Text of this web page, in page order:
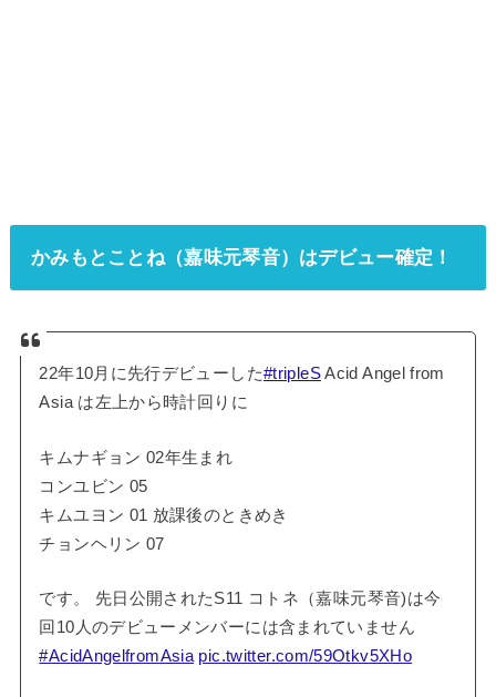
かみもとことね（嘉味元琴音）はデビュー確定！
22年10月に先行デビューした#tripleSAcid Angel from
Asia は左上から時計回りに
キムナギョン 02年生まれ
コンユビン 05
キムユヨン 01 放課後のときめき
チョンヘリン 07
です。 先日公開されたS11 コトネ（嘉味元琴音)は今
回10人のデビューメンバーには含まれていません
#AcidAngelfromAsia pic.twitter.com/59Otkv5XHo